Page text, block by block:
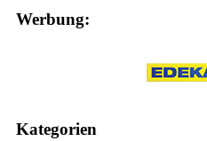
Werbung:
Kategorien